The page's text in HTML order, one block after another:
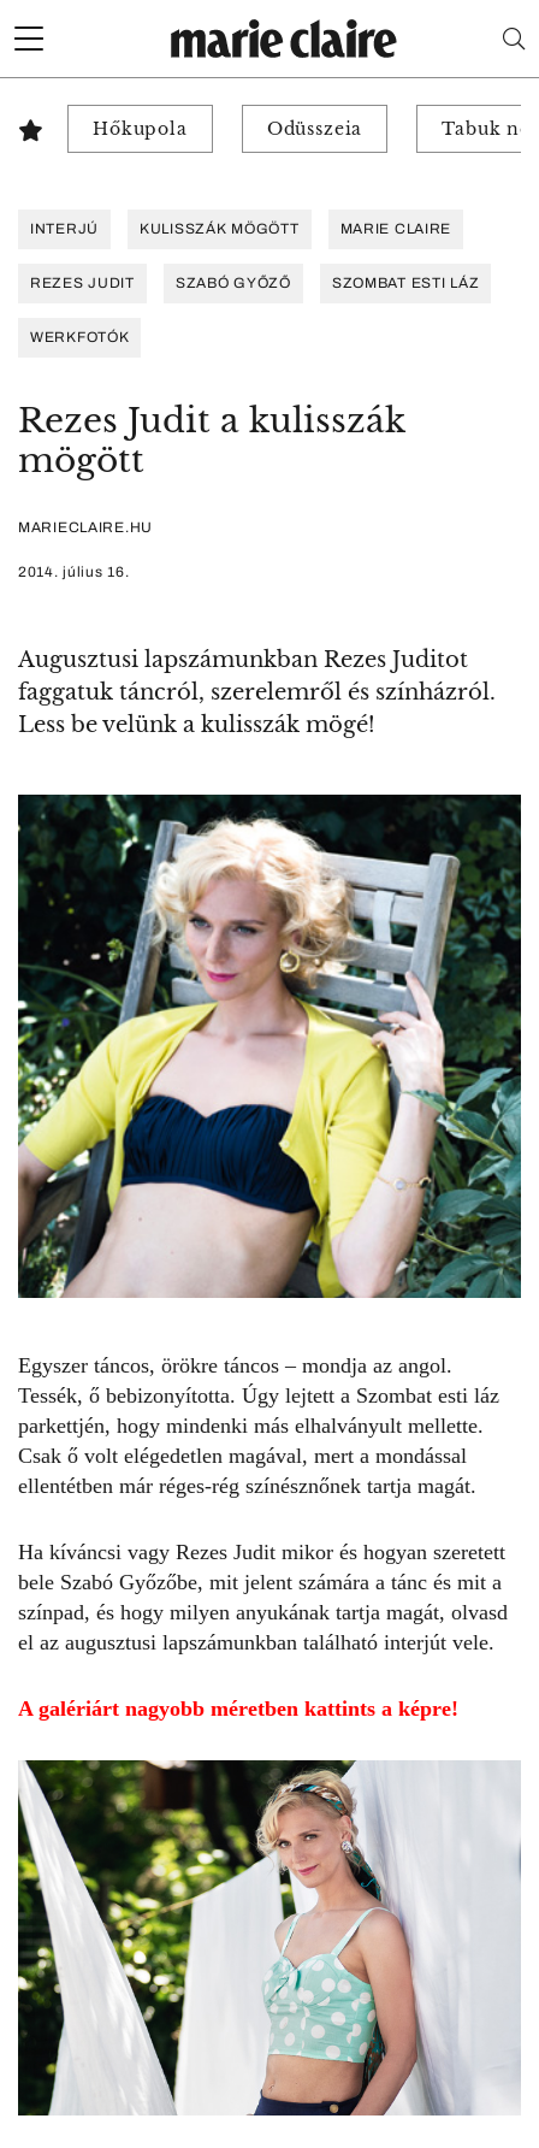
Hőkupola Odüsszeia Tabuk
INTERJÚ KULISSZÁK MÖGÖTT MARIE CLAIRE
REZES JUDIT SZABÓ GYŐZŐ SZOMBAT ESTI LÁZ
WERKFOTÓK
Rezes Judit a kulisszák
mögött
MARIECLAIRE.HU
2014. július 16.
Augusztusi lapszámunkban Rezes Juditot
faggatuk táncról, szerelemről és színházról.
Less be velünk a kulisszák mögé!
Egyszer táncos, örökre táncos – mondja az angol.
Tessék, ő bebizonyította. Úgy lejtett a Szombat esti láz
parkettjén, hogy mindenki más elhalványult mellette.
Csak ő volt elégedetlen magával, mert a mondással
ellentétben már réges-rég színésznőnek tartja magát.
Ha kíváncsi vagy Rezes Judit mikor és hogyan szeretett
bele Szabó Győzőbe, mit jelent számára a tánc és mit a
színpad, és hogy milyen anyukának tartja magát, olvasd
el az augusztusi lapszámunkban található interjút vele.
A galériárt nagyobb méretben kattints a képre!